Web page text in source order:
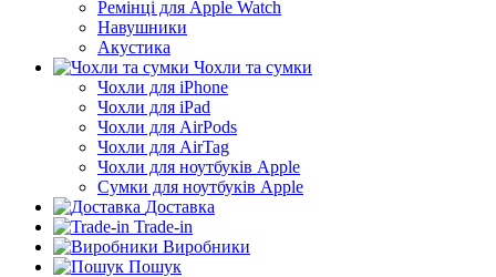
Ремінці для Apple Watch
Навушники
Акустика
Чохли та сумки
Чохли для iPhone
Чохли для iPad
Чохли для AirPods
Чохли для AirTag
Чохли для ноутбуків Apple
Сумки для ноутбуків Apple
Доставка
Trade-in
Виробники
Пошук